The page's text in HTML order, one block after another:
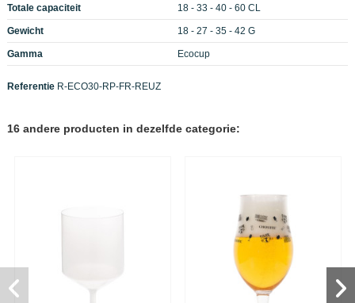
Totale capaciteit 18 - 33 - 40 - 60 CL
Gewicht 18 - 27 - 35 - 42 G
Gamma Ecocup
Referentie R-ECO30-RP-FR-REUZ
16 andere producten in dezelfde categorie: